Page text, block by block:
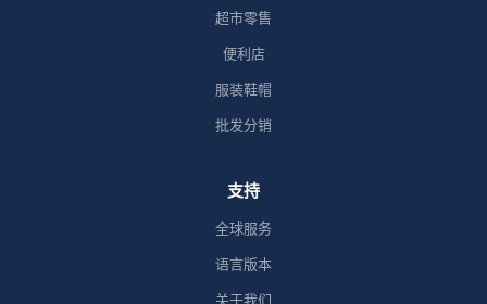
超市零售
便利店
服装鞋帽
批发分销
支持
全球服务
语言版本
关于我们